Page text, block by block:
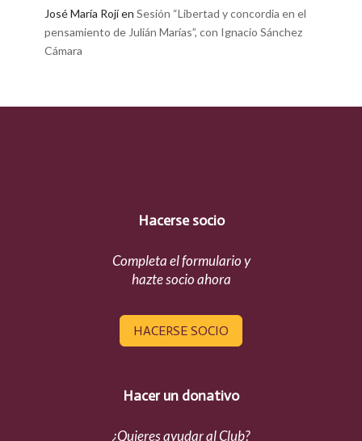
José María Rojíen Sesión “Libertad y concordia en el
pensamiento de Julián Marías”, con Ignacio Sánchez
Cámara
Hacerse socio
Completa el formulario y
hazte socio ahora
HACERSE SOCIO
Hacer un donativo
¿Quieres ayudar al Club?